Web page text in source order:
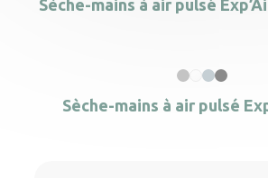
Sèche-mains à air pulsé
Sèche-mains à air pulsé